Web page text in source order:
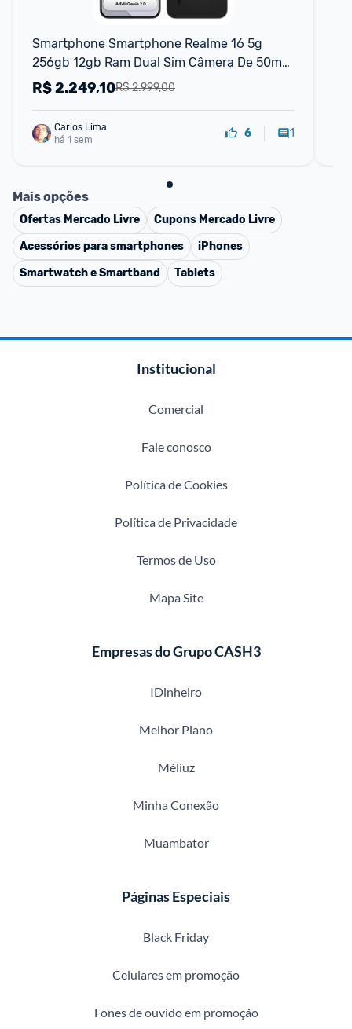
Smartphone Smartphone Realme 16 5g
256gb 12gb Ram Dual Sim Câmera De 50mp
Lumacolor Image Espelho Para Selfies
R$ 2.999,00
R$2.249,10
Carlos Lima
há 1 sem
6 1
Mais opções
Ofertas Mercado Livre Cupons Mercado Livre
Acessórios para smartphones
iPhones
Smartwatch e Smartband
Tablets
Institucional
Comercial
Fale conosco
Política de Cookies
Política de Privacidade
Termos de Uso
Mapa Site
Empresas do Grupo CASH3
IDinheiro
Melhor Plano
Méliuz
Minha Conexão
Muambator
Páginas Especiais
Black Friday
Celulares em promoção
Fones de ouvido em promoção